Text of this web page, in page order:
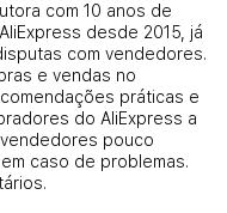
com 10 anos de
desde 2015, já
com vendedores.
e vendas no
práticas e
do AliExpress a
pouco
caso de problemas.